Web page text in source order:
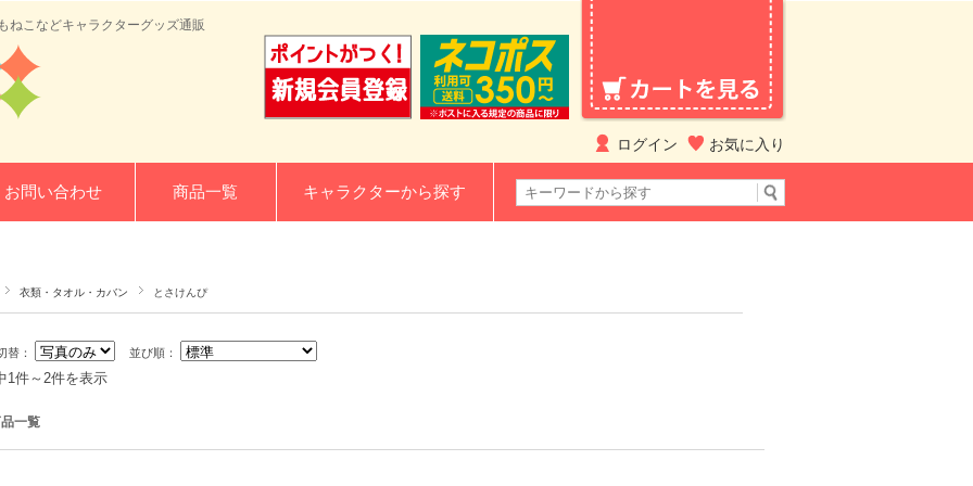
ねこなどキャラクターグッズ通販
ログイン お気に入り
お問い合わせ 商品一覧 キャラクターから探す
衣類・タオル・カバン とさけんぴ
替： 並び順：
1件～2件を表示
一覧